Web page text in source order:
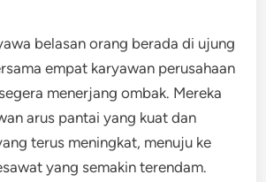
belasan orang berada di ujung
empat karyawan perusahaan
menerjang ombak. Mereka
arus pantai yang kuat dan
terus meningkat, menuju ke
yang semakin terendam.